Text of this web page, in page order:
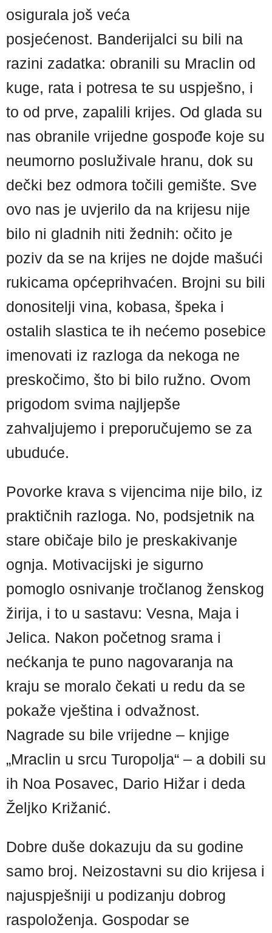
osigurala još veća
posjećenost. Banderijalci su bili na
razini zadatka: obranili su Mraclin od
kuge, rata i potresa te su uspješno, i
to od prve, zapalili krijes. Od glada su
nas obranile vrijedne gospođe koje su
neumorno posluživale hranu, dok su
dečki bez odmora točili gemište. Sve
ovo nas je uvjerilo da na krijesu nije
bilo ni gladnih niti žednih: očito je
poziv da se na krijes ne dojde mašući
rukicama općeprihvaćen. Brojni su bili
donositelji vina, kobasa, špeka i
ostalih slastica te ih nećemo posebice
imenovati iz razloga da nekoga ne
preskočimo, što bi bilo ružno. Ovom
prigodom svima najljepše
zahvaljujemo i preporučujemo se za
ubuduće.
Povorke krava s vijencima nije bilo, iz
praktičnih razloga. No, podsjetnik na
stare običaje bilo je preskakivanje
ognja. Motivacijski je sigurno
pomoglo osnivanje tročlanog ženskog
žirija, i to u sastavu: Vesna, Maja i
Jelica. Nakon početnog srama i
nećkanja te puno nagovaranja na
kraju se moralo čekati u redu da se
pokaže vještina i odvažnost.
Nagrade su bile vrijedne – knjige
„Mraclin u srcu Turopolja“ – a dobili su
ih Noa Posavec, Dario Hižar i deda
Željko Križanić.
Dobre duše dokazuju da su godine
samo broj. Neizostavni su dio krijesa i
najuspješniji u podizanju dobrog
raspoloženja. Gospodar se